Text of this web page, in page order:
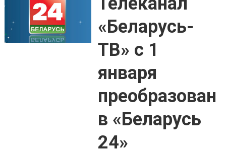
«Беларусь-
ТВ» с 1
января
преобразован
в «Беларусь
24»